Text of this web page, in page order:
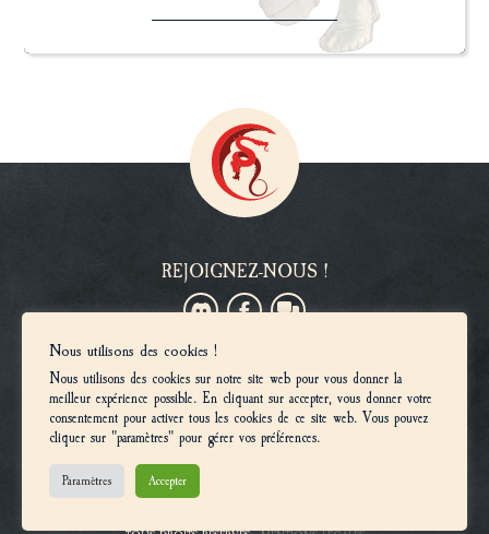
REJOIGNEZ-NOUS !
VOUS SOUHAITEZ DEVENIR MEMBRE ?
Inscriptions
© 2025, LES UNIVERS CONFRONTATION ET AT-43 SONT LA PROPRIÉTÉ DE
MONOLITH BOARD GAMES. CADWALLON™ ET AARKLASH™ SONT DES MARQUES
DE MONOLITH BOARD GAMES. CONFRONTATION™ EST UNE MARQUE DE
Nous utilisons des cookies !
Nous utilisons des cookies sur notre site web pour vous donner la
meilleur expérience possible. En cliquant sur accepter, vous donner votre
consentement pour activer tous les cookies de ce site web. Vous pouvez
cliquer sur "paramètres" pour gérer vos préférences.
Paramètres Accepter